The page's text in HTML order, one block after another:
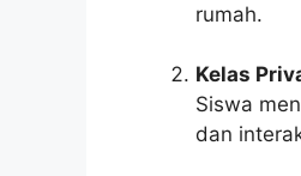
rumah.
Kelas
Siswa
dan